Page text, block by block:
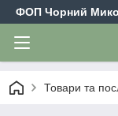
ФОП Чорний
Товари та